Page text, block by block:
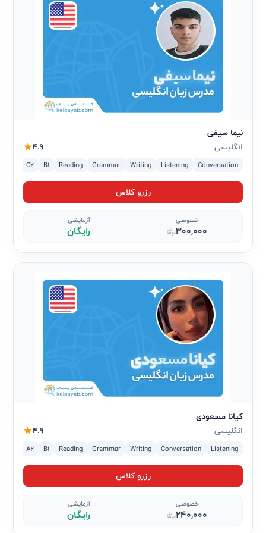
نیما سیفی
انگلیسی
4.9
Conversation
Listening
Writing
Grammar
Reading
B1
C2
رزرو کلاس
خصوصی
300,000
آزمایشی
رایگان
کیانا مسعودی
انگلیسی
4.9
Listening
Conversation
Writing
Grammar
Reading
B1
A2
رزرو کلاس
خصوصی
240,000
آزمایشی
رایگان